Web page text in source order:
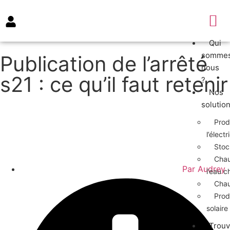
Qui
nous
?
Nos
l’eau
solaire
Publication de l’arrêté
s21 : ce qu’il faut retenir
ParAudrey